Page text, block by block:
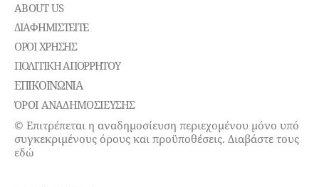
ABOUT US
ΔΙΑΦΗΜΙΣΤΕΊΤΕ
ΌΡΟΙ ΧΡΉΣΗΣ
ΠΟΛΙΤΙΚΉ ΑΠΟΡΡΉΤΟΥ
ΕΠΙΚΟΙΝΩΝΊΑ
ΌΡΟΙ ΑΝΑΔΗΜΟΣΙΕΥΣΗΣ
© Επιτρέπεται η αναδημοσίευση περιεχομένου μόνο υπό
συγκεκριμένους όρους και προϋποθέσεις. Διαβάστε τους
εδώ